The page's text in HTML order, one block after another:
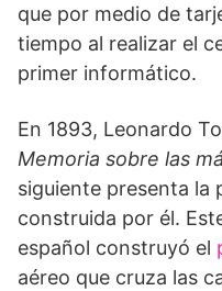
que por medio de
tiempo al realizar el
primer informático.
En 1893, Leonardo
Memoria sobre las
siguiente presenta la
construida por él.
español construyó el
aéreo que cruza las